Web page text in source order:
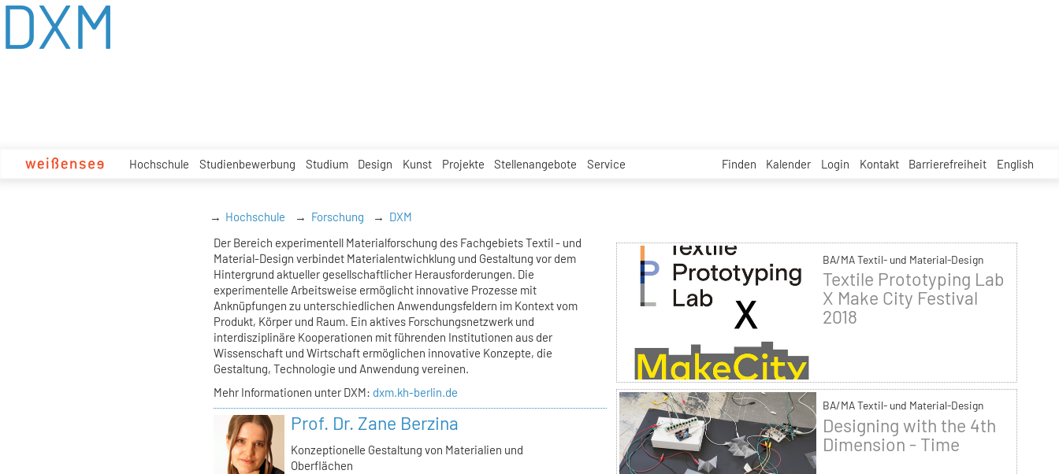
zum
Hochschule Studienbewerbung Studium Design Kunst Projekte Stellenangebote Service Finden Kalender Login Kontakt Barrierefreiheit English
DXM
Hochschule Forschung
DXM
Der Bereich experimentell Materialforschung des Fachgebiets Textil - und
Material-Design verbindet Materialentwichklung und Gestaltung vor dem
Hintergrund aktueller gesellschaftlicher Herausforderungen. Die
experimentelle Arbeitsweise ermöglicht innovative Prozesse mit
Anknüpfungen zu unterschiedlichen Anwendungsfeldern im Kontext vom
Produkt, Körper und Raum. Ein aktives Forschungsnetzwerk und
interdisziplinäre Kooperationen mit führenden Institutionen aus der
Wissenschaft und Wirtschaft ermöglichen innovative Konzepte, die
Gestaltung, Technologie und Anwendung vereinen.
Mehr Informationen unter DXM: dxm.kh-berlin.de
Prof. Dr. Zane Berzina
Konzeptionelle Gestaltung von Materialien und
Oberflächen
BA/MA Textil- und Material-Design
Textile Prototyping Lab
X Make City Festival
2018
BA/MA Textil- und Material-Design
Designing with the 4th
Dimension - Time